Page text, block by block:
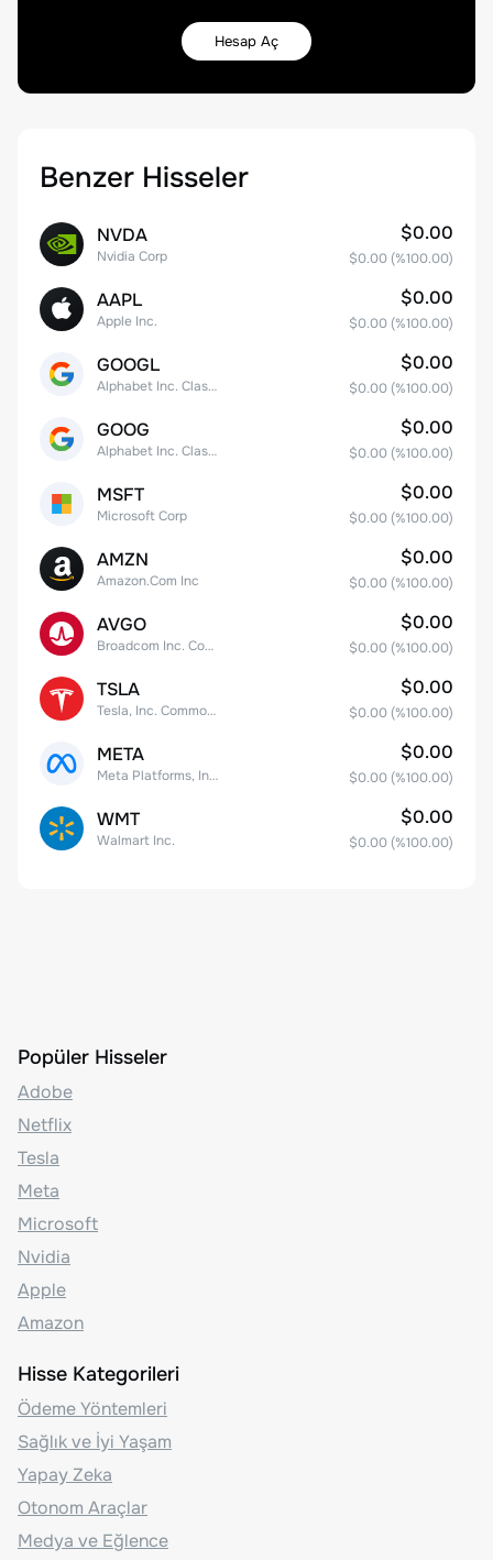
Hesap Aç
Benzer Hisseler
NVDA
Nvidia Corp
$0.00
$0.00 (%100.00)
AAPL
Apple Inc.
$0.00
$0.00 (%100.00)
GOOGL
Alphabet Inc. Class A Common Stock
$0.00
$0.00 (%100.00)
GOOG
Alphabet Inc. Class C Capital Stock
$0.00
$0.00 (%100.00)
MSFT
Microsoft Corp
$0.00
$0.00 (%100.00)
AMZN
Amazon.Com Inc
$0.00
$0.00 (%100.00)
AVGO
Broadcom Inc. Common Stock
$0.00
$0.00 (%100.00)
TSLA
Tesla, Inc. Common Stock
$0.00
$0.00 (%100.00)
META
Meta Platforms, Inc. Class A Common Stock
$0.00
$0.00 (%100.00)
WMT
Walmart Inc.
$0.00
$0.00 (%100.00)
Popüler Hisseler
Adobe
Netflix
Tesla
Meta
Microsoft
Nvidia
Apple
Amazon
Hisse Kategorileri
Ödeme Yöntemleri
Sağlık ve İyi Yaşam
Yapay Zeka
Otonom Araçlar
Medya ve Eğlence